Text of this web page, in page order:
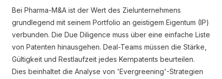
Bei Pharma-M&A ist der Wert des Zielunternehmens
grundlegend mit seinem Portfolio an geistigem Eigentum (IP)
verbunden. Die Due Diligence muss über eine einfache Liste
von Patenten hinausgehen. Deal-Teams müssen die Stärke,
Gültigkeit und Restlaufzeit jedes Kernpatents beurteilen.
Dies beinhaltet die Analyse von 'Evergreening'-Strategien